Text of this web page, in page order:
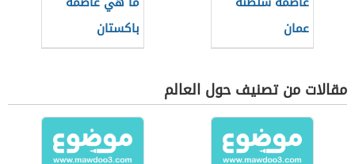
عمان
باكستان
مقالات من تصنيف حول العالم